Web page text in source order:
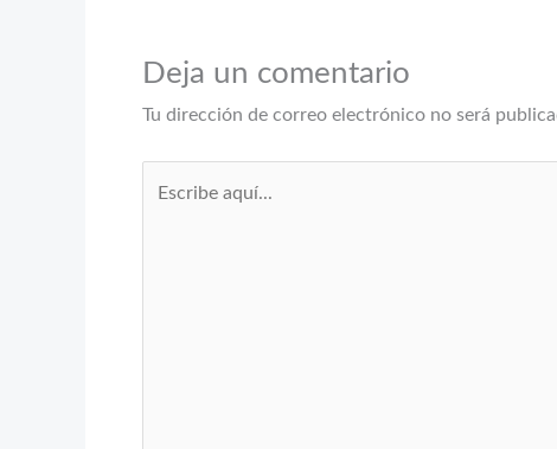
Deja un comentario
Tu dirección de correo electrónico no será